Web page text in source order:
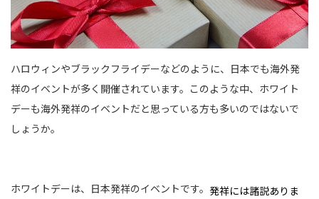
ハロウィンやブラックフライデーなどのように、日本でも海外発
祥のイベントが多く開催されています。このような中、ホワイト
デーも海外発祥のイベントだと思っている方も多いのではないで
しょうか。
ホワイトデーは、日本発祥のイベントです。 発祥には諸説ありま